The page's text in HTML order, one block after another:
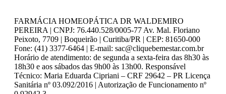
FARMÁCIA HOMEOPÁTICA DR WALDEMIRO
PEREIRA | CNPJ: 76.440.528/0005-77 Av. Mal. Floriano
Peixoto, 7709 | Boqueirão | Curitiba/PR | CEP: 81650-000
Fone: (41) 3377-6464 | E-mail: sac@cliquebemestar.com.br
Horário de atendimento: de segunda a sexta-feira das 8h30 às
18h30 e aos sábados das 9h00 às 13h00. Responsável
Técnico: Maria Eduarda Cipriani – CRF 29642 – PR Licença
Sanitária nº 03.092/2016 | Autorização de Funcionamento nº